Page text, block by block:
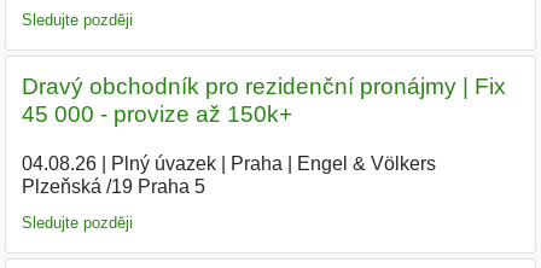
Sledujte později
Dravý obchodník pro rezidenční pronájmy | Fix
45 000 - provize až 150k+
04.08.26| Plný úvazek| Praha
Engel & Völkers
Plzeňská /19 Praha 5|
Sledujte později